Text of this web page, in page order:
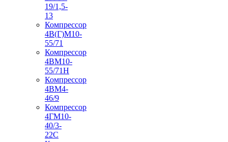
19/1,5-
13
Компрессор
4В(Г)М10-
55/71
Компрессор
4ВМ10-
55/71Н
Компрессор
4ВМ4-
46/9
Компрессор
4ГМ10-
40/3-
22С